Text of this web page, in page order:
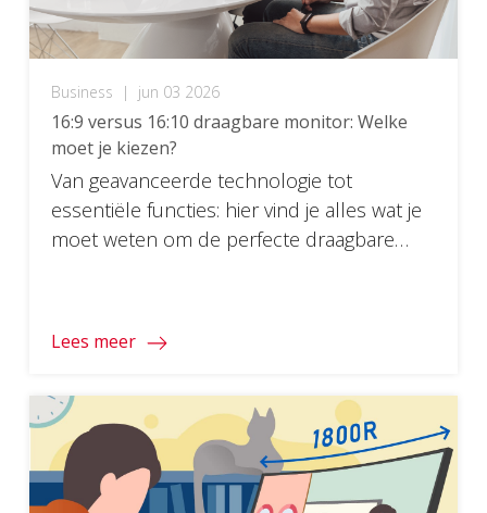
Business | jun 03 2026
16:9 versus 16:10 draagbare monitor: Welke
moet je kiezen?
Van geavanceerde technologie tot
essentiële functies: hier vind je alles wat je
moet weten om de perfecte draagbare
Lees meer